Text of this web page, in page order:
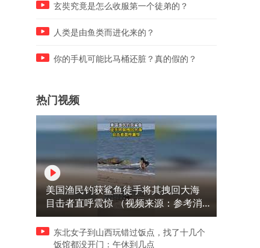
这么多细节，身体就是反应！
日本脸都丢尽，一句话把灾
玄奘究竟是怎么收服第一个徒弟的？
人类是由鱼类而进化来的？
你的手机可能比马桶还脏？真的假的？
热门视频
美国渔民钓获鲨鱼徒手将其拽回大海
目击者直呼震惊 （视频来源：参考消
息）
东北女子到山西玩错过饭点，找了十几个
饭馆都没开门：午休到几点